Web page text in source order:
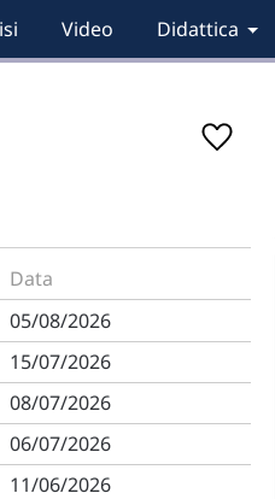
Video Didattica
Data
05/08/2026
15/07/2026
08/07/2026
06/07/2026
11/06/2026